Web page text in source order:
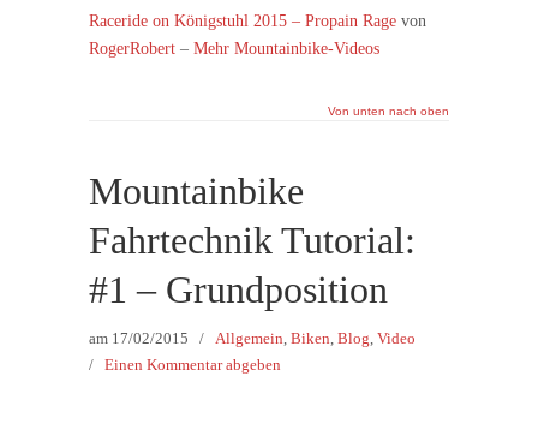
Raceride on Königstuhl 2015 – Propain Rage von
RogerRobert – Mehr Mountainbike-Videos
Von unten nach oben
Mountainbike
Fahrtechnik Tutorial:
#1 – Grundposition
am 17/02/2015 / Allgemein Biken Blog Video
/ Einen Kommentar abgeben